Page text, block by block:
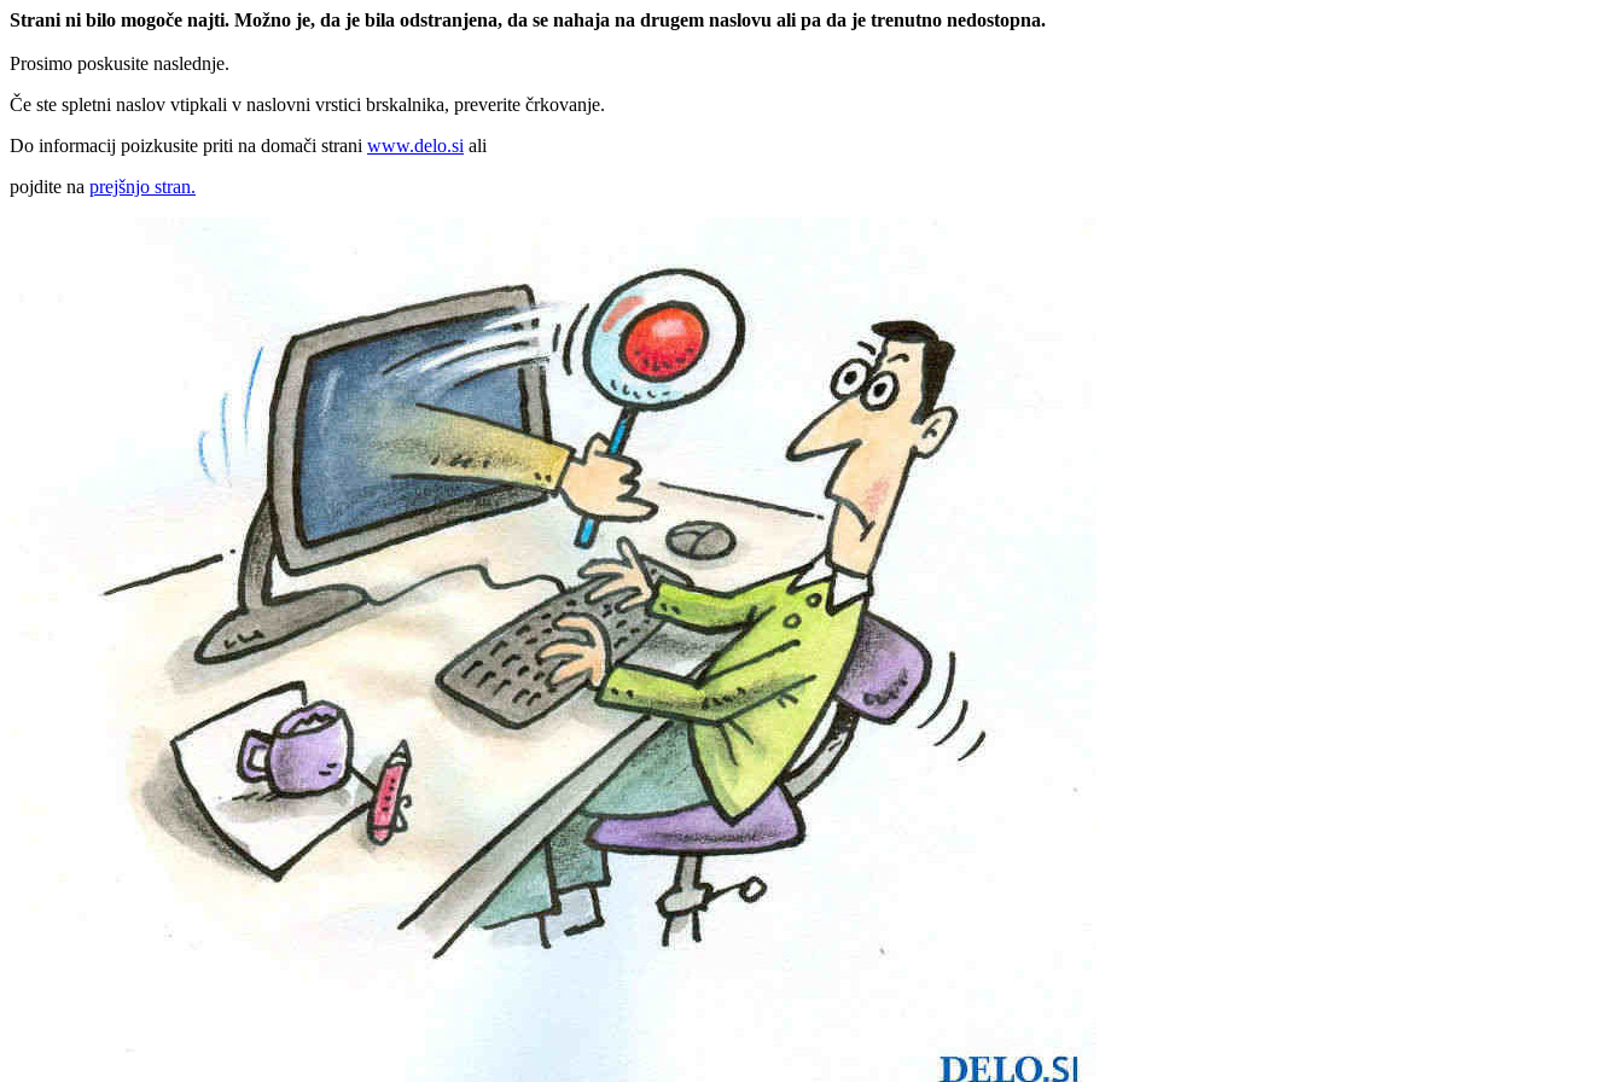
Strani ni bilo mogoče najti. Možno je, da je bila odstranjena, da se nahaja na drugem naslovu ali pa da je trenutno nedostopna.
Prosimo poskusite naslednje.
Če ste spletni naslov vtipkali v naslovni vrstici brskalnika, preverite črkovanje.
Do informacij poizkusite priti na domači strani www.delo.si ali
pojdite na prejšnjo stran.